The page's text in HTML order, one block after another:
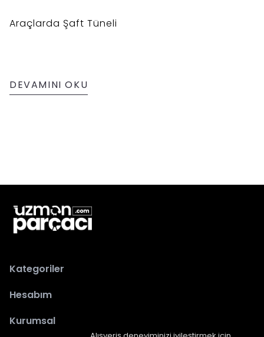
Araçlarda Şaft Tüneli
DEVAMINI OKU
Kategoriler
Hesabım
Kurumsal